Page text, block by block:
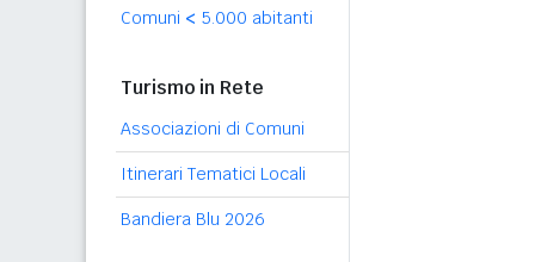
Comuni < 5.000 abitanti
Turismo in Rete
Associazioni di Comuni
Itinerari Tematici Locali
Bandiera Blu 2026